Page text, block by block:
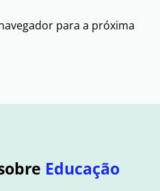
para a próxima
Educação